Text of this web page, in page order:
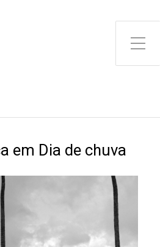
Toggle Side Menu
em Dia de chuva